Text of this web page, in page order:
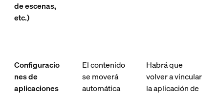
de escenas,
etc.)
Configuracio
nes de
aplicaciones
El contenido
se moverá
automática
Habrá que
volver a vincular
la aplicación de